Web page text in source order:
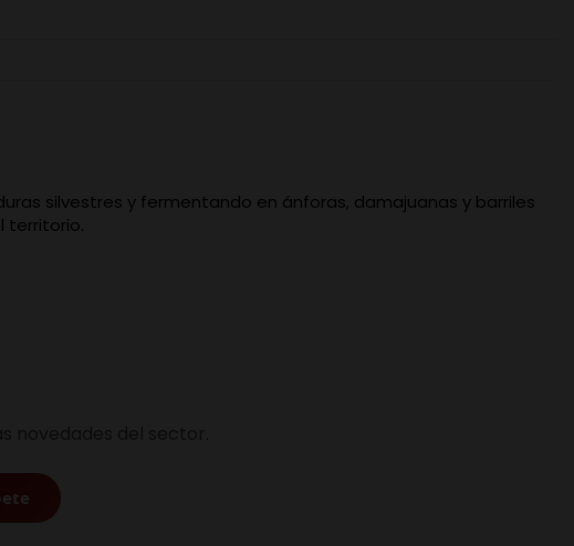
silvestres y fermentando en ánforas, damajuanas y barriles
territorio.